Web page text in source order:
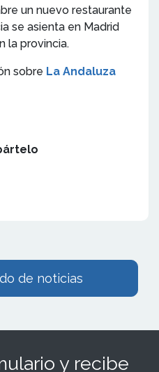
un nuevo restaurante
se asienta en Madrid
la provincia.
sobre La Andaluza
de noticias
y recibe